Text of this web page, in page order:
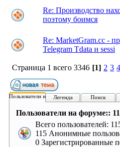
Re: Производство
поэтому боимся
Re: MarketGram.cc -
Telegram Tdata и sessi
Страница 1 всего 3346 [1] 2 3 4
Пользователи на форуме:
Легенда Поиск
Пользователи на форуме::
Всего пользователей:
115 Анонимные
0 Зарегистрированные